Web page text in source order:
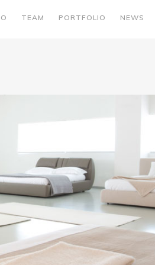
TEAM PORTFOLIO NEWS